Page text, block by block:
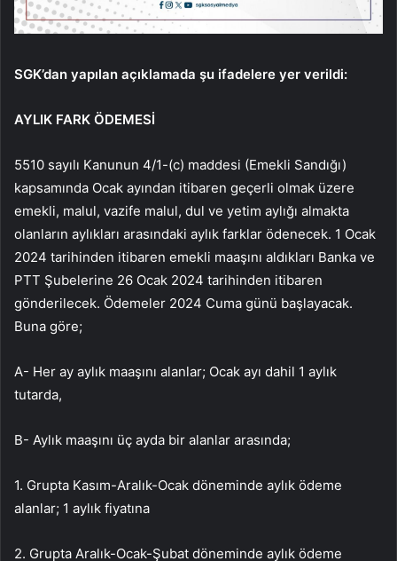
SGK’dan yapılan açıklamada şu ifadelere yer verildi:
AYLIK FARK ÖDEMESİ
5510 sayılı Kanunun 4/1-(c) maddesi (Emekli Sandığı)
kapsamında Ocak ayından itibaren geçerli olmak üzere
emekli, malul, vazife malul, dul ve yetim aylığı almakta
olanların aylıkları arasındaki aylık farklar ödenecek. 1 Ocak
2024 tarihinden itibaren emekli maaşını aldıkları Banka ve
PTT Şubelerine 26 Ocak 2024 tarihinden itibaren
gönderilecek. Ödemeler 2024 Cuma günü başlayacak.
Buna göre;
A- Her ay aylık maaşını alanlar; Ocak ayı dahil 1 aylık
tutarda,
B- Aylık maaşını üç ayda bir alanlar arasında;
1. Grupta Kasım-Aralık-Ocak döneminde aylık ödeme
alanlar; 1 aylık fiyatına
2. Grupta Aralık-Ocak-Şubat döneminde aylık ödeme